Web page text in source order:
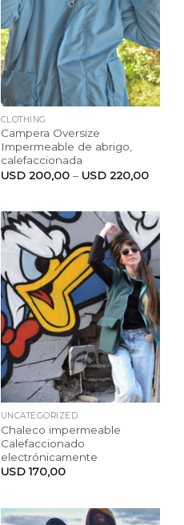
CLOTHING
Campera Oversize
Impermeable de abrigo,
calefaccionada
USD 200,00– USD 220,00
UNCATEGORIZED
Chaleco impermeable
Calefaccionado
electrónicamente
USD170,00